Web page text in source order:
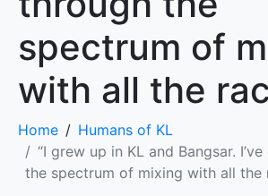
spectrum of
with all the
Home
Humans of KL
“I grew up in KL and Bangsar.
the spectrum of mixing with all the